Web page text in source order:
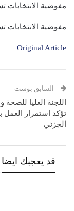
مفوضية الانتخابات
مفوضية
Original Article
السابق بوست
اللجنة العليا للصحة
تؤكد استمرار العمل
الجزئي
قد يعجبك ايضا